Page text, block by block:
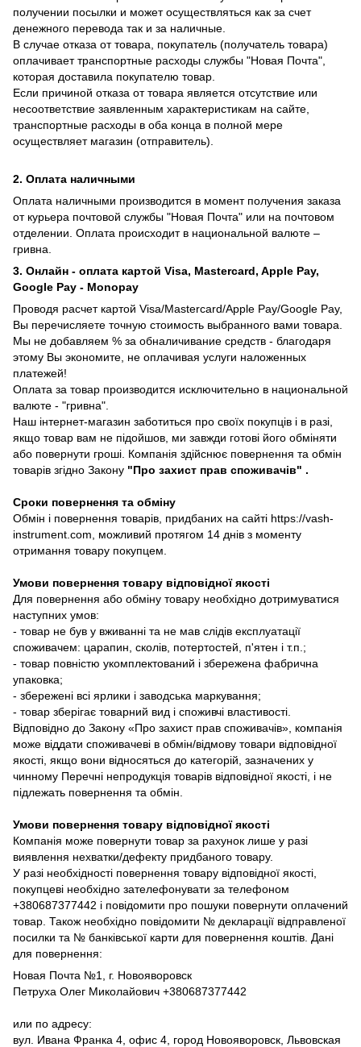
получении посылки и может осуществляться как за счет
денежного перевода так и за наличные.
В случае отказа от товара, покупатель (получатель товара)
оплачивает транспортные расходы службы "Новая Почта",
которая доставила покупателю товар.
Если причиной отказа от товара является отсутствие или
несоответствие заявленным характеристикам на сайте,
транспортные расходы в оба конца в полной мере
осуществляет магазин (отправитель).
2. Оплата наличными
Оплата наличными производится в момент получения заказа
от курьера почтовой службы "Новая Почта" или на почтовом
отделении. Оплата происходит в национальной валюте –
гривна.
3. Онлайн - оплата картой Visa, Mastercard, Apple Pay,
Google Pay - Monopay
Проводя расчет картой Visa/Mastercard/Apple Pay/Google Pay,
Вы перечисляете точную стоимость выбранного вами товара.
Мы не добавляем % за обналичивание средств - благодаря
этому Вы экономите, не оплачивая услуги наложенных
платежей!
Оплата за товар производится исключительно в национальной
валюте - "гривна".
Наш інтернет-магазин заботиться про своїх покупців і в разі,
якщо товар вам не підойшов, ми завжди готові його обміняти
або повернути гроші. Компанія здійснює повернення та обмін
товарів згідно Закону "Про захист прав споживачів" .
Сроки повернення та обміну
Обмін і повернення товарів, придбаних на сайті https://vash-
instrument.com, можливий протягом 14 днів з моменту
отримання товару покупцем.
Умови повернення товару відповідної якості
Для повернення або обміну товару необхідно дотримуватися
наступних умов:
- товар не був у вживанні та не мав слідів експлуатації
споживачем: царапин, сколів, потертостей, п'ятен і т.п.;
- товар повністю укомплектований і збережена фабрична
упаковка;
- збережені всі ярлики і заводська маркування;
- товар зберігає товарний вид і споживчі властивості.
Відповідно до Закону «Про захист прав споживачів», компанія
може віддати споживачеві в обмін/відмову товари відповідної
якості, якщо вони відносяться до категорій, зазначених у
чинному Перечні непродукція товарів відповідної якості, і не
підлежать повернення та обмін.
Умови повернення товару відповідної якості
Компанія може повернути товар за рахунок лише у разі
виявлення нехватки/дефекту придбаного товару.
У разі необхідності повернення товару відповідної якості,
покупцеві необхідно зателефонувати за телефоном
+380687377442 і повідомити про пошуки повернути оплачений
товар. Також необхідно повідомити № декларації відправленої
посилки та № банківської карти для повернення коштів. Дані
для повернення:
Новая Почта №1, г. Новояворовск
Петруха Олег Миколайович +380687377442
или по адресу:
вул. Ивана Франка 4, офис 4, город Новояворовск, Львовская